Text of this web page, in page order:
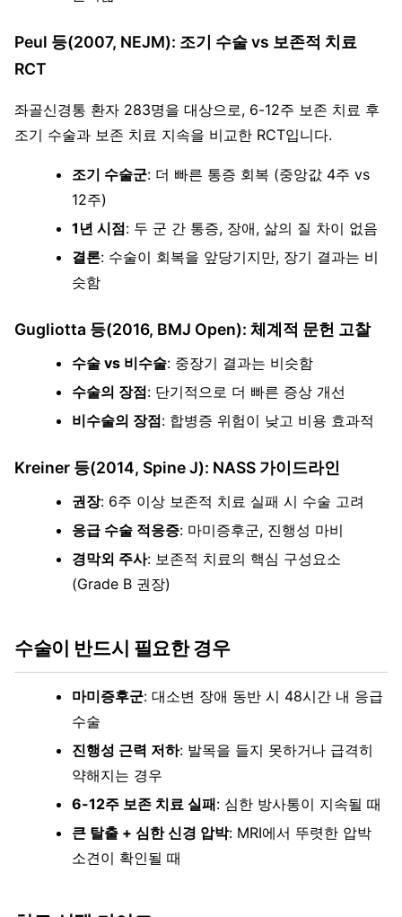
Peul 등(2007, NEJM): 조기 수술 vs 보존적 치료
RCT
좌골신경통 환자 283명을 대상으로, 6-12주 보존 치료 후
조기 수술과 보존 치료 지속을 비교한 RCT입니다.
조기 수술군: 더 빠른 통증 회복 (중앙값 4주 vs
12주)
1년 시점: 두 군 간 통증, 장애, 삶의 질 차이 없음
결론: 수술이 회복을 앞당기지만, 장기 결과는 비
슷함
Gugliotta 등(2016, BMJ Open): 체계적 문헌 고찰
수술 vs 비수술: 중장기 결과는 비슷함
수술의 장점: 단기적으로 더 빠른 증상 개선
비수술의 장점: 합병증 위험이 낮고 비용 효과적
Kreiner 등(2014, Spine J): NASS 가이드라인
권장: 6주 이상 보존적 치료 실패 시 수술 고려
응급 수술 적응증: 마미증후군, 진행성 마비
경막외 주사: 보존적 치료의 핵심 구성요소
(Grade B 권장)
수술이 반드시 필요한 경우
마미증후군: 대소변 장애 동반 시 48시간 내 응급
수술
진행성 근력 저하: 발목을 들지 못하거나 급격히
약해지는 경우
6-12주 보존 치료 실패: 심한 방사통이 지속될 때
큰 탈출 + 심한 신경 압박: MRI에서 뚜렷한 압박
소견이 확인될 때